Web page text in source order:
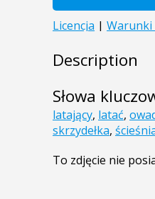
Description
Słowa
latający, latać,
skrzydełka,
To zdjęcie nie